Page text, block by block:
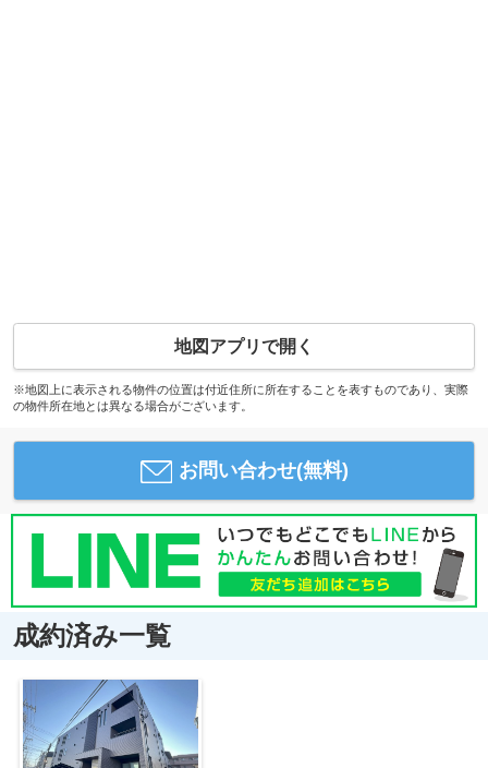
地図アプリで開く
※地図上に表示される物件の位置は付近住所に所在することを表すものであり、実際
の物件所在地とは異なる場合がございます。
お問い合わせ(無料)
成約済み一覧